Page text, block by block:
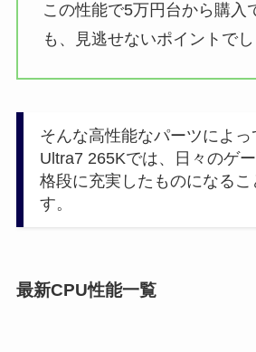
この性能で5万円台から購入
も、見逃せないポイントでし
そんな高性能なパーツによっ
Ultra7 265Kでは、日々のゲ
格段に充実したものになる
す。
最新CPU性能一覧